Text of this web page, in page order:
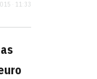
· 11:33